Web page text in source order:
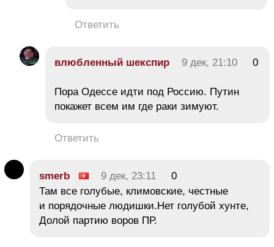
Ответить
влюбленный шекспир 9 дек, 21:10 0
Пора Одессе идти под Россию. Путин
покажет всем им где раки зимуют.
Ответить
smerb 9 дек, 23:11
0
Там все голубые, климовские, честные
и порядочные людишки.Нет голубой хунте,
Долой партию воров ПР.